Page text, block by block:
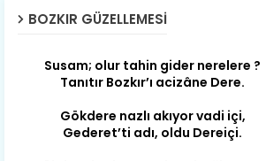
BOZKIR GÜZELLEMESI
Gökdere nazlı akıyor vadi içi,
Gökdere kıyıları yapılmış bağlar, Mert